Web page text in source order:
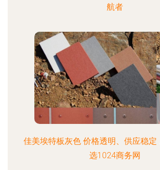
航者
佳美埃特板灰色 价格透明、供应稳定
选1024商务网